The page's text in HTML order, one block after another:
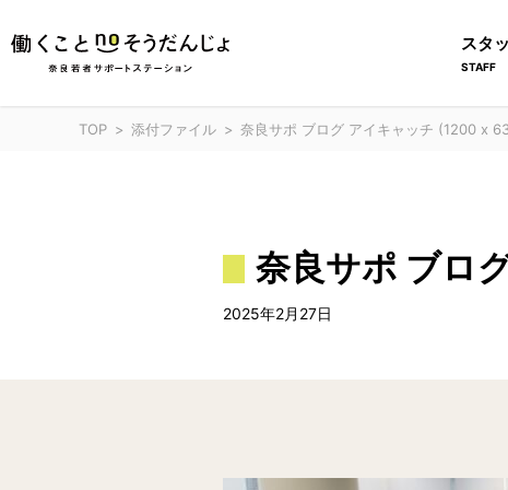
スタ
STAFF
TOP 添付ファイル 奈良サポ ブログ アイキャッチ (1200 x
奈良サポ ブロ
2025年2月27日